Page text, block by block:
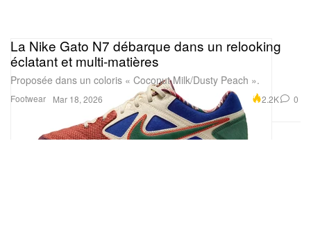
Footwear
La Nike Gato N7 débarque dans un relooking
éclatant et multi‑matières
Proposée dans un coloris « Coconut Milk/Dusty Peach ».
Mar 18, 2026 2.2K 0